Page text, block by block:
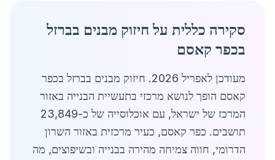
סקירה כללית על חיזוק מבנים בברזל
בכפר קאסם
מעודכן לאפריל 2026. חיזוק מבנים בברזל בכפר
קאסם הופך לנושא מרכזי בתעשיית הבנייה באזור
המרכז של ישראל, עם אוכלוסייה של כ-23,849
תושבים. כפר קאסם, כעיר מרכזית באזור השרון
הדרומי, חווה צמיחה מהירה בבנייה ובשיפוצים, מה